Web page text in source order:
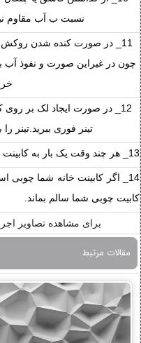
نسبت ب آب مقاوم
11_ در صورت کنده شدن
چون در غیراین صورت و نفوذ آب
12_ در صورت ایجاد لک بر روی
تینر فوری ببرید.تینر
13_ هر چند وقت یک بار به کابینت زیر سینک نگاه کنید تا آب در آنجا چکه نکند.
14_ اگر کابینت خانه شما
کابیت چوبی شما سالم بماند.
برای مشاهده تصاویر
مقالات مرتبط